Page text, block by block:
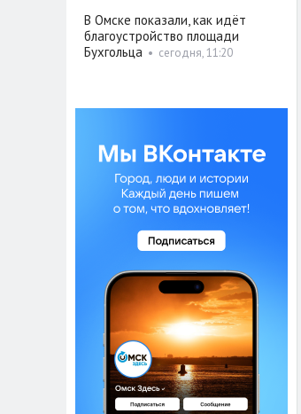
В Омске показали, как идёт
благоустройство площади
Бухгольца• сегодня, 11:20